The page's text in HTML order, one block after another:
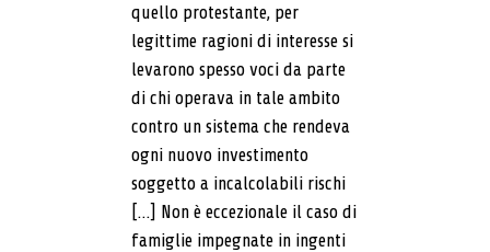
quello protestante, per
legittime ragioni di interesse si
levarono spesso voci da parte
di chi operava in tale ambito
contro un sistema che rendeva
ogni nuovo investimento
soggetto a incalcolabili rischi
[…] Non è eccezionale il caso di
famiglie impegnate in ingenti